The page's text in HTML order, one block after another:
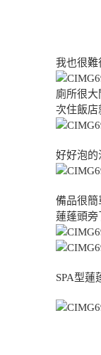
我也很難
廁所很
次住飯店
好好泡的
備品很簡
蓮蓬頭旁
SPA型蓮